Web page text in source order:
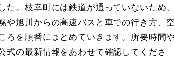
。枝幸町には鉄道が通っていないため、
や旭川からの高速バスと車での行き方、空
ろを順番にまとめていきます。所要時間や
式の最新情報をあわせて確認してくださ